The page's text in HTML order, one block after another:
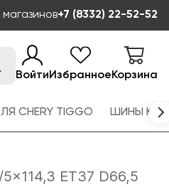
+7 (8332) 22-52-52
ВойтиИзбранноеКорзина
CHERY TIGGO ШИНЫ
ET37 D66,5